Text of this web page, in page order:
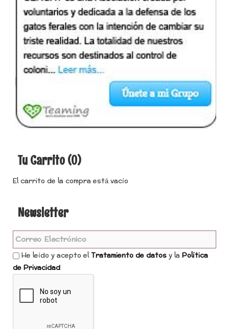
Tu Carrito (0)
El carrito de la compra está vacío
Newsletter
He leído y acepto elTratamiento de datosy la Política
de Privacidad